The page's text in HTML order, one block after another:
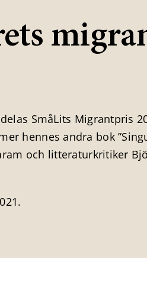
SmåLits Migrantpris
hennes andra bok
och litteraturkritiker